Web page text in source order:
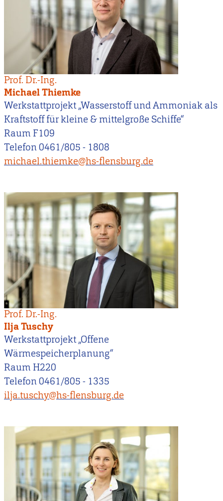
Prof. Dr.-Ing.
Michael Thiemke
Werkstattprojekt „Wasserstoff und Ammoniak als
Kraftstoff für kleine & mittelgroße Schiffe“
Raum F109
Telefon 0461/805 - 1808
michael.thiemke@hs-flensburg.de
Prof. Dr.-Ing.
Ilja Tuschy
Werkstattprojekt „Offene
Wärmespeicherplanung“
Raum H220
Telefon 0461/805 - 1335
ilja.tuschy@hs-flensburg.de